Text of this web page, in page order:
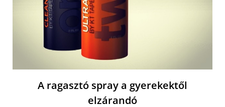
A ragasztó spray a gyerekektől
elzárandó